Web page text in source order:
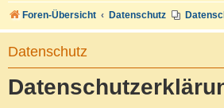
Foren-Übersicht Datenschutz
Datenschutz